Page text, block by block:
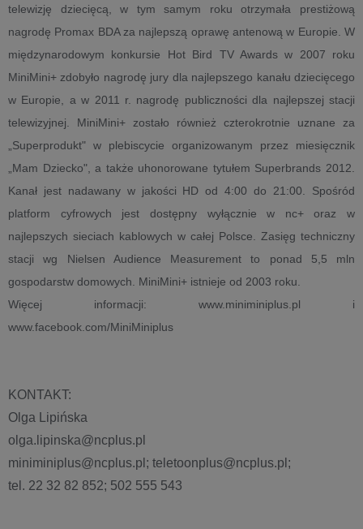
telewizję dziecięcą, w tym samym roku otrzymała prestiżową
nagrodę Promax BDA za najlepszą oprawę antenową w Europie. W
międzynarodowym konkursie Hot Bird TV Awards w 2007 roku
MiniMini+ zdobyło nagrodę jury dla najlepszego kanału dziecięcego
w Europie, a w 2011 r. nagrodę publiczności dla najlepszej stacji
telewizyjnej. MiniMini+ zostało również czterokrotnie uznane za
„Superprodukt" w plebiscycie organizowanym przez miesięcznik
„Mam Dziecko", a także uhonorowane tytułem Superbrands 2012.
Kanał jest nadawany w jakości HD od 4:00 do 21:00. Spośród
platform cyfrowych jest dostępny wyłącznie w nc+ oraz w
najlepszych sieciach kablowych w całej Polsce. Zasięg techniczny
stacji wg Nielsen Audience Measurement to ponad 5,5 mln
gospodarstw domowych. MiniMini+ istnieje od 2003 roku.
Więcej informacji: www.miniminiplus.pl i
www.facebook.com/MiniMiniplus
KONTAKT:
Olga Lipińska
olga.lipinska@ncplus.pl
miniminiplus@ncplus.pl; teletoonplus@ncplus.pl;
tel. 22 32 82 852; 502 555 543